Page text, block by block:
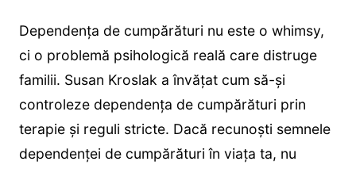
Dependența de cumpărături nu este o whimsy,
ci o problemă psihologică reală care distruge
familii. Susan Kroslak a învățat cum să-și
controleze dependența de cumpărături prin
terapie și reguli stricte. Dacă recunoști semnele
dependenței de cumpărături în viața ta, nu